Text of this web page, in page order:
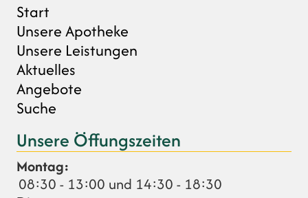
Start
Unsere Apotheke
Unsere Leistungen
Aktuelles
Angebote
Suche
Unsere Öffungszeiten
Montag:
08:30 - 13:00 und 14:30 - 18:30